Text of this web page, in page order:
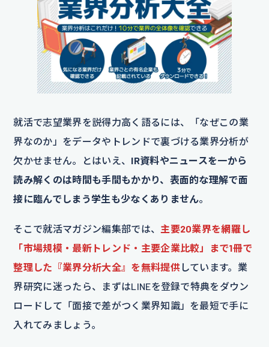
就活で志望業界を説得力高く語るには、「なぜこの業
界なのか」をデータやトレンドで裏づける業界分析が
欠かせません。とはいえ、 IR資料やニュースを一から
読み解くのは時間も手間もかかり、表面的な理解で面
接に臨んでしまう学生も少なくありません。
そこで就活マガジン編集部では、 主要20業界を網羅し
「市場規模・最新トレンド・主要企業比較」まで1冊で
整理した『業界分析大全』を無料提供しています。業
界研究に迷ったら、まずはLINEを登録で特典をダウン
ロードして「面接で差がつく業界知識」を最短で手に
入れてみましょう。